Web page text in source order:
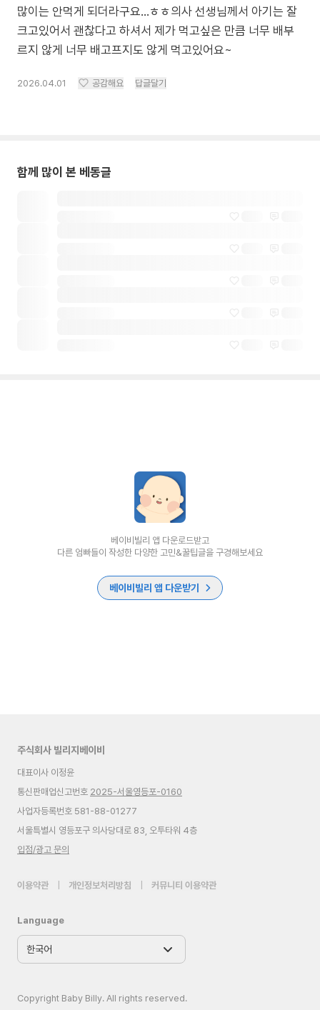
많이는 안먹게 되더라구요...ㅎㅎ의사 선생님께서 아기는 잘
크고있어서 괜찮다고 하셔서 제가 먹고싶은 만큼 너무 배부
르지 않게 너무 배고프지도 않게 먹고있어요~
2026.04.01 공감해요 답글달기
함께 많이 본 베동글
베이비빌리 앱 다운로드받고
다른 엄빠들이 작성한 다양한 고민&꿀팁글을 구경해보세요
베이비빌리 앱 다운받기
주식회사 빌리지베이비
대표이사 이정윤
통신판매업신고번호 2025-서울영등포-0160
사업자등록번호 581-88-01277
서울특별시 영등포구 의사당대로 83, 오투타워 4층
입점/광고 문의
이용약관 개인정보처리방침 커뮤니티 이용약관
Language
Copyright Baby Billy. All rights reserved.